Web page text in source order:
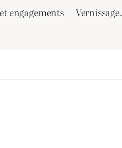
engagements